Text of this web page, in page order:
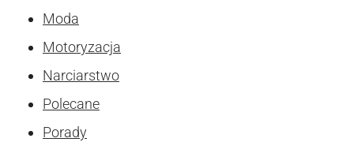
Moda
Motoryzacja
Narciarstwo
Polecane
Porady